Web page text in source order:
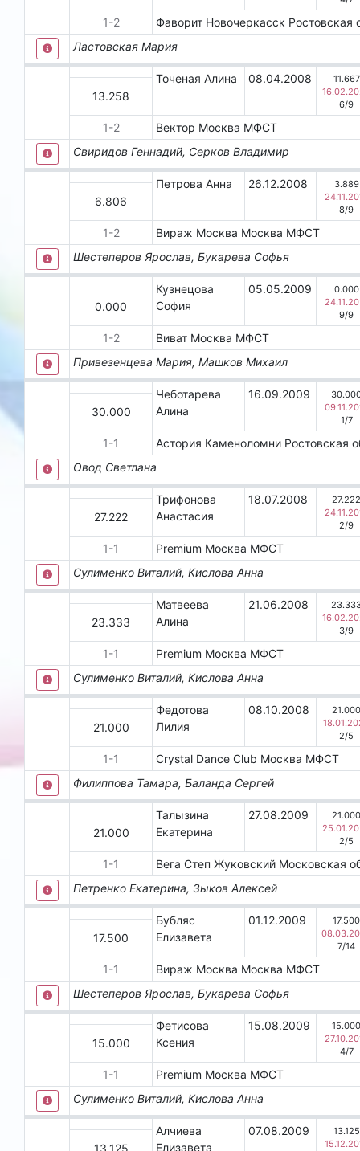
1-2 Фаворит Новочеркасск Ростовская
Ластовская Мария
Точеная Алина 08.04.2008
11.667
6/9
13.258
1-2 Вектор Москва МФСТ
Свиридов Геннадий, Серков Владимир
Петрова Анна 26.12.2008
3.889
8/9
6.806
1-2 Вираж Москва Москва МФСТ
Шестеперов Ярослав, Букарева Софья
Кузнецова
София
05.05.2009
0.000
9/9
0.000
1-2 Виват Москва МФСТ
Привезенцева Мария, Машков Михаил
Чеботарева
Алина
16.09.2009
1/7
30.000
1-1 Астория Каменоломни Ростовская
Овод Светлана
Трифонова
Анастасия
18.07.2008
2/9
27.222
1-1 Premium Москва МФСТ
Сулименко Виталий, Кислова Анна
Матвеева
Алина
21.06.2008
3/9
23.333
1-1 Premium Москва МФСТ
Сулименко Виталий, Кислова Анна
Федотова
Лилия
08.10.2008
2/5
21.000
1-1 Crystal Dance Club Москва МФСТ
Филиппова Тамара, Баланда Сергей
Талызина
Екатерина
27.08.2009
2/5
21.000
1-1 Вега Степ Жуковский Московская
Петренко Екатерина, Зыков Алексей
Бубляс
Елизавета
01.12.2009
17.500
7/14
17.500
1-1 Вираж Москва Москва МФСТ
Шестеперов Ярослав, Букарева Софья
Фетисова
Ксения
15.08.2009
4/7
15.000
1-1 Premium Москва МФСТ
Сулименко Виталий, Кислова Анна
Алчиева
Елизавета
07.08.2009
13.125